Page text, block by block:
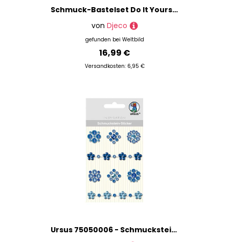
Schmuck-Bastelset Do It Yourself – Zarte Medaillons In Bunt
von Djeco
gefunden bei Weltbild
16,99 €
Versandkosten: 6,95 €
Ursus 75050006 - Schmuckstein Sticker Medaillons, blau, 8 Stück, selbstklebend, einfach von der Fole abzuziehen, ideal geeignet für Scrapbooking, Kartengestaltung und zur Dekoration